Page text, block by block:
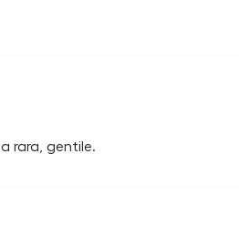
rara, gentile.